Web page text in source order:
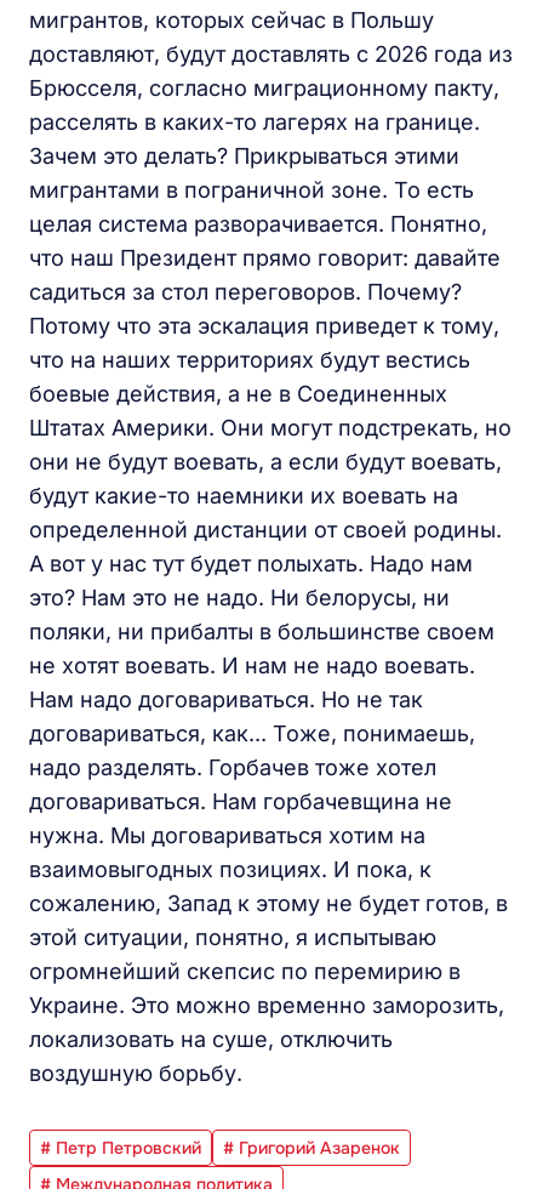
мигрантов, которых сейчас в Польшу
доставляют, будут доставлять с 2026 года из
Брюсселя, согласно миграционному пакту,
расселять в каких-то лагерях на границе.
Зачем это делать? Прикрываться этими
мигрантами в пограничной зоне. То есть
целая система разворачивается. Понятно,
что наш Президент прямо говорит: давайте
садиться за стол переговоров. Почему?
Потому что эта эскалация приведет к тому,
что на наших территориях будут вестись
боевые действия, а не в Соединенных
Штатах Америки. Они могут подстрекать, но
они не будут воевать, а если будут воевать,
будут какие-то наемники их воевать на
определенной дистанции от своей родины.
А вот у нас тут будет полыхать. Надо нам
это? Нам это не надо. Ни белорусы, ни
поляки, ни прибалты в большинстве своем
не хотят воевать. И нам не надо воевать.
Нам надо договариваться. Но не так
договариваться, как... Тоже, понимаешь,
надо разделять. Горбачев тоже хотел
договариваться. Нам горбачевщина не
нужна. Мы договариваться хотим на
взаимовыгодных позициях. И пока, к
сожалению, Запад к этому не будет готов, в
этой ситуации, понятно, я испытываю
огромнейший скепсис по перемирию в
Украине. Это можно временно заморозить,
локализовать на суше, отключить
воздушную борьбу.
# Петр Петровский
# Григорий Азаренок
# Международная политика